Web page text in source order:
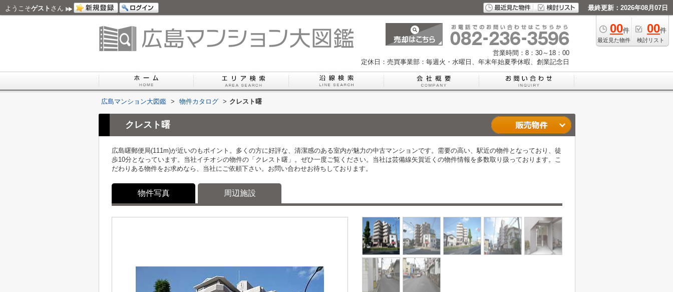
ようこそゲスト さん 最終更新：2026年08月07日
00件
最近見た物件
00件
検討リスト
営業時間：8：30～18：00
定休日：売買事業部：毎週火・水曜日、年末年始夏季休暇、創業記念日
広島マンション大図鑑 > 物件カタログ > クレスト曙
クレスト曙
広島曙郵便局(111m)が近いのもポイント。多くの方に好評な、清潔感のある室内が魅力の中古マンションです。需要の高い、駅近の物件となっており、徒
歩10分となっています。当社イチオシの物件の「クレスト曙」。ぜひ一度ご覧ください。当社は芸備線矢賀近くの物件情報を多数取り扱っております。こ
だわりある物件をお求めなら、当社にご依頼下さい。お問い合わせお待ちしております。
物件写真 周辺施設